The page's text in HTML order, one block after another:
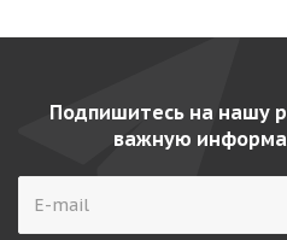
Подпишитесь на нашу
важную